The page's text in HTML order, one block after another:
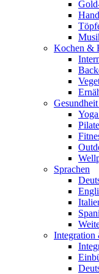
Kochen &
Sprachen
Integration